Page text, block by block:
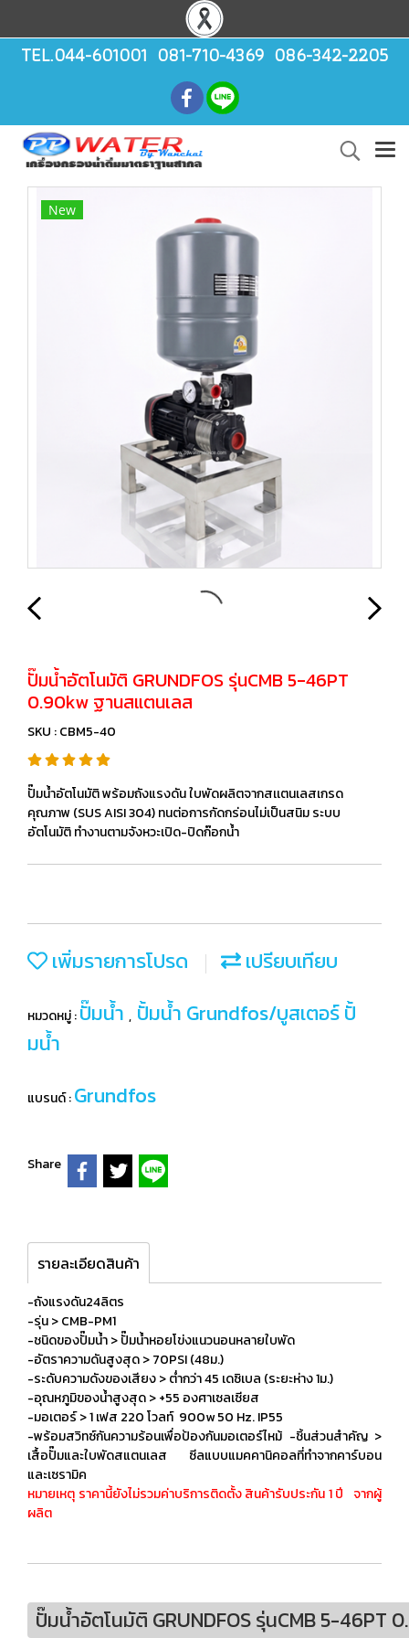
TEL.044-601001 081-710-4369 086-342-2205
New
ปั๊มน้ำอัตโนมัติ GRUNDFOS รุ่นCMB 5-46PT
0.90kw ฐานสแตนเลส
SKU : CBM5-40
ปั๊มน้ำอัตโนมัติ พร้อมถังแรงดัน ใบพัดผลิตจากสเเตนเลสเกรด
คุณภาพ (SUS AISI 304) ทนต่อการกัดกร่อนไม่เป็นสนิม ระบบ
อัตโนมัติ ทำงานตามจังหวะเปิด-ปิดก๊อกน้ำ
เพิ่มรายการโปรด เปรียบเทียบ
หมวดหมู่ :ปั๊มน้ำ , ปั้มน้ำ Grundfos/บูสเตอร์ ปั้
มน้ำ
แบรนด์ :Grundfos
Share
รายละเอียดสินค้า
-ถังแรงดัน24ลิตร
-รุ่น > CMB-PM1
-ชนิดของปั๊มน้ำ > ปั๊มน้ำหอยโข่งแนวนอนหลายใบพัด
-อัตราความดันสูงสุด > 70PSI (48ม.)
-ระดับความดังของเสียง > ต่ำกว่า 45 เดซิเบล (ระยะห่าง 1ม.)
-อุณหภูมิของน้ำสูงสุด > +55 องศาเซลเซียส
-มอเตอร์ > 1 เฟส 220 โวลท์ 900w 50 Hz. IP55
-พร้อมสวิทซ์กันความร้อนเพื่อป้องกันมอเตอร์ไหม้ -ชิ้นส่วนสำคัญ >
เสื้อปั๊มและใบพัดสแตนเลส ซีลแบบแมคคานิคอลที่ทำจากคาร์บอน
และเซรามิค
หมายเหตุ ราคานี้ยังไม่รวมค่าบริการติดตั้ง สินค้ารับประกัน 1 ปี จากผู้
ผลิต
ปั๊มน้ำอัตโนมัติ GRUNDFOS รุ่นCMB 5-46PT